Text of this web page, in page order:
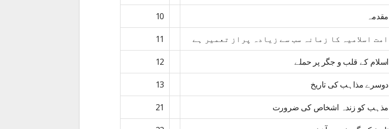
مقدمہ 10
امت اسلامیہ کا زمانہ سب سے زیادہ پراز تعمیر ہے 11
اسلام کے قلب و جگر پر حملے 12
دوسرے مذاہب کی تاریخ 13
مذہب کو زندہ اشخاص کی ضرورت 21